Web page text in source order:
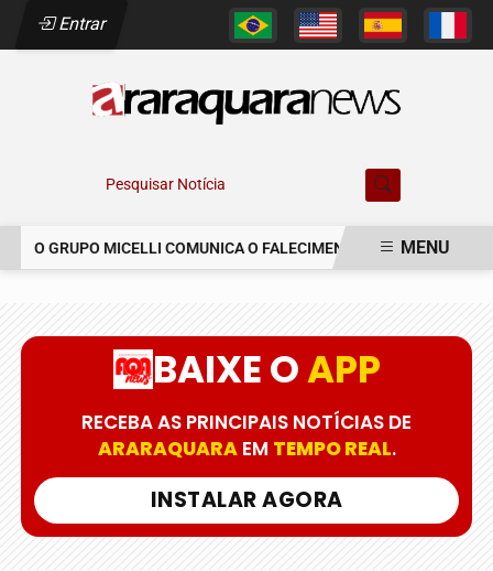
Entrar
Pesquisar Notícia
O GRUPO MICELLI COMUNICA O FALECIMENTO DO SR. MARCELO
MENU
BAIXE OAPP
RECEBA AS PRINCIPAIS NOTÍCIAS DE
ARARAQUARAEM TEMPO REAL.
INSTALAR AGORA